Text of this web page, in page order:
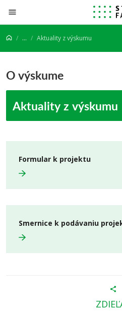
Prejsť na obsah
... Aktuality z výskumu
O výskume
Aktuality z výskumu
Formular k projektu
Smernice k podávaniu